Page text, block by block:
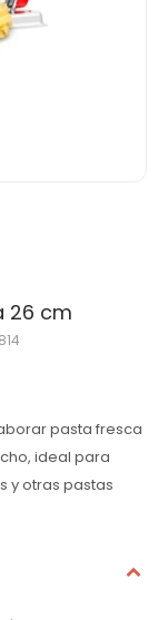
26 cm
pasta fresca
ideal para
y otras pastas